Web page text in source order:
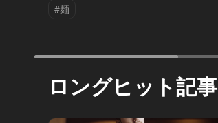
#麺
ロングヒット記事